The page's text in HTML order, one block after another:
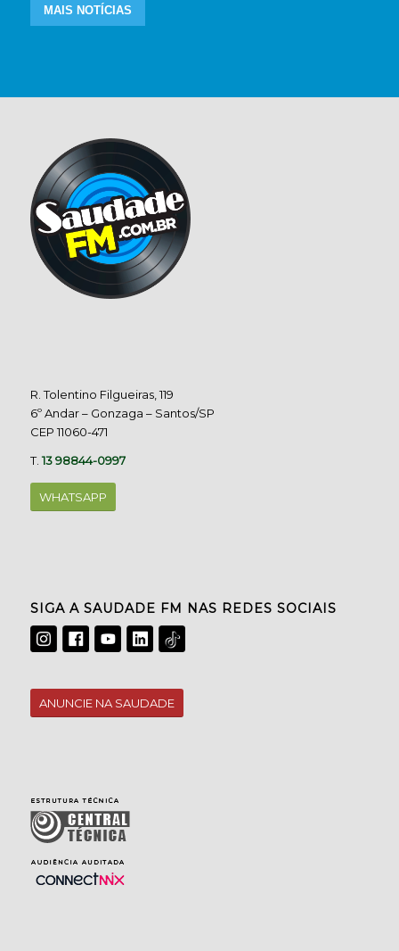
MAIS NOTÍCIAS
R. Tolentino Filgueiras, 119
6º Andar – Gonzaga – Santos/SP
CEP 11060-471
T.13 98844-0997
WHATSAPP
SIGA A SAUDADE FM NAS REDES SOCIAIS
ANUNCIE NA SAUDADE